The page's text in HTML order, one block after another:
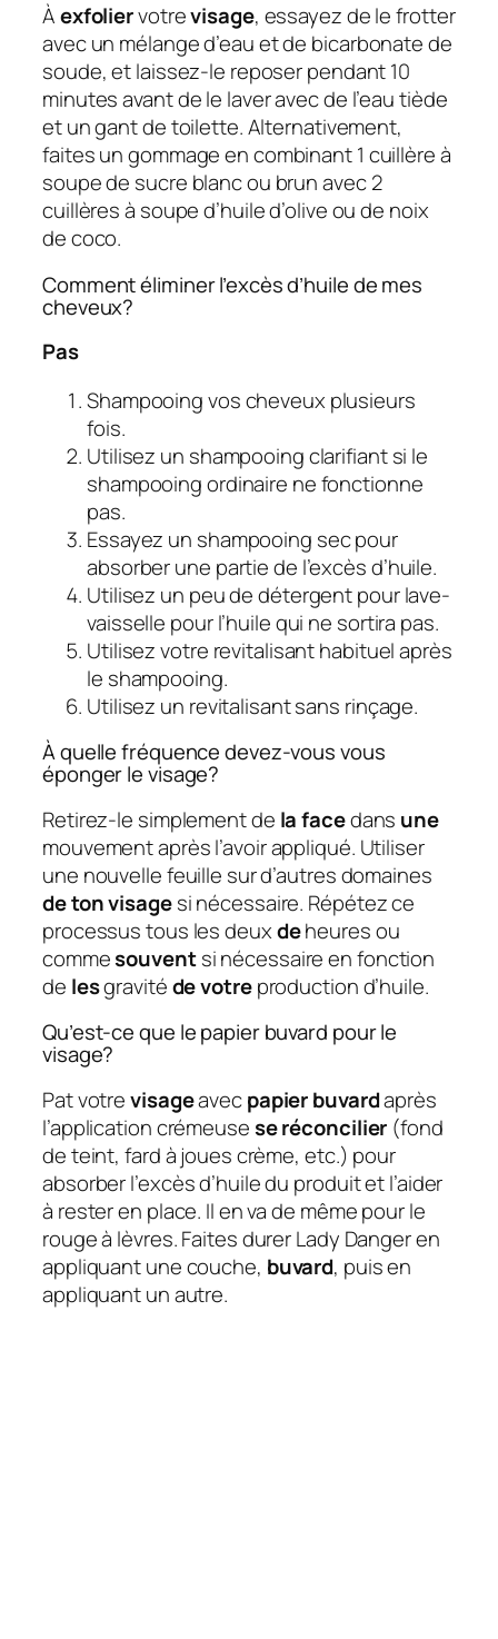
Àexfoliervotrevisage, essayez de le frotter
avec un mélange d’eau et de bicarbonate de
soude, et laissez-le reposer pendant 10
minutes avant de le laver avec de l’eau tiède
et un gant de toilette. Alternativement,
faites un gommage en combinant 1 cuillère à
soupe de sucre blanc ou brun avec 2
cuillères à soupe d’huile d’olive ou de noix
de coco.
Comment éliminer l’excès d’huile de mes
cheveux?
Pas
Shampooing vos cheveux plusieurs
fois.
Utilisez un shampooing clarifiant si le
shampooing ordinaire ne fonctionne
pas.
Essayez un shampooing sec pour
absorber une partie de l’excès d’huile.
Utilisez un peu de détergent pour lave-
vaisselle pour l’huile qui ne sortira pas.
Utilisez votre revitalisant habituel après
le shampooing.
Utilisez un revitalisant sans rinçage.
À quelle fréquence devez-vous vous
éponger le visage?
Retirez-le simplement de la facedans une
mouvement après l’avoir appliqué. Utiliser
une nouvelle feuille sur d’autres domaines
de ton visagesi nécessaire. Répétez ce
processus tous les deuxdeheures ou
commesouventsi nécessaire en fonction
de lesgravitéde votreproduction d’huile.
Qu’est-ce que le papier buvard pour le
visage?
Pat votrevisageavecpapier buvardaprès
l’application crémeusese réconcilier (fond
de teint, fard à joues crème, etc.) pour
absorber l’excès d’huile du produit et l’aider
à rester en place. Il en va de même pour le
rouge à lèvres. Faites durer Lady Danger en
appliquant une couche, buvard, puis en
appliquant un autre.